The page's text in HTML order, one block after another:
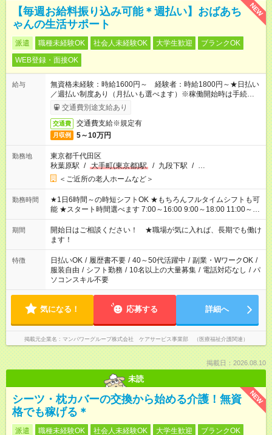
NEW
【毎週お給料振り込み可能＊週払い】おばあち
ゃんの生活サポート
派遣 職種未経験OK 社会人未経験OK 大学生歓迎
ブランクOK
WEB登録・面接OK
給与
無資格未経験：時給1600円～ 経験者：時給1800円～★日払い
／週払い制度あり（月払いも選べます）※稼働開始時は手続き完
了次第のお支払いとなります。
交通費別途支給あり
交通費 交通費支給※規定有
月収例 5～10万円
勤務地
東京都千代田区
秋葉原駅 / 大手町(東京都)駅 / 九段下駅 / …
＜ご近所の老人ホームなど＞
勤務時間
★1日6時間～の時短シフトOK ★もちろんフルタイムシフトも可
能 ★スタート時間選べます 7:00～16:00 9:00～18:00 11:00～
20:00 など 残業なし！ ※Wワークの場合、他のお仕事と合わせ
週40時間超の就業はご案内できません ※法令に基づき、週20時
間以上勤務は社会保険への加入対象となります ※労働者派遣法
（日雇い派遣の原則禁止）により、短時間・短期間の就業はご
案内が難しい場合があります
期間
開始日はご相談ください！ ★職場が気に入れば、長期でも働け
ます！
特徴 日払いOK / 履歴書不要 / 40～50代活躍中 / 副業・WワークOK /
服装自由 / シフト勤務 / 10名以上の大量募集 / 電話対応なし / パ
ソコンスキル不要
気になる！ 応募する 詳細へ
掲載元企業名 マンパワーグループ株式会社 ケアサービス事業部 （医療福祉介護関連）
掲載日：2026.08.10
未読
NEW
シーツ・枕カバーの交換から始める介護！無資
格でも稼げる＊
派遣 職種未経験OK 社会人未経験OK 大学生歓迎
ブランクOK